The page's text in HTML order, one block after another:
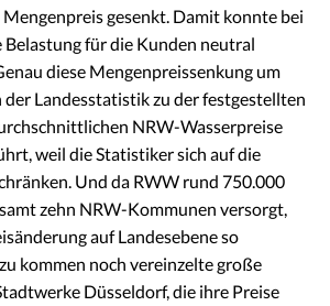
Mengenpreis gesenkt. Damit konnte bei
für die Kunden neutral
diese Mengenpreissenkung um
der Landesstatistik zu der festgestellten
NRW-Wasserpreise
weil die Statistiker sich auf die
Und da RWW rund 750.000
zehn NRW-Kommunen versorgt,
auf Landesebene so
kommen noch vereinzelte große
Düsseldorf, die ihre Preise